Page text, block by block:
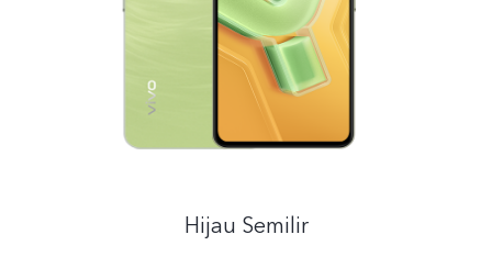
Indonesia | Pilih negara/wilayah
Hijau Semilir